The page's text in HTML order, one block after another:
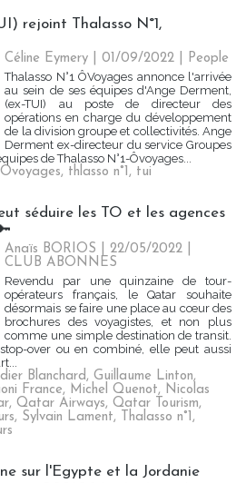
rejoint Thalasso N°1,
Céline Eymery | 01/09/2022
People
Thalasso N°1 ÔVoyages annonce l'arrivée
au sein de ses équipes d'Ange Derment,
(ex-TUI) au poste de directeur des
opérations en charge du développement
de la division groupe et collectivités. Ange
Derment ex-directeur du service Groupes
de Thalasso N°1-Ôvoyages...
Ôvoyages, thlasso n°1, tui
séduire les TO et les agences
Anaïs BORIOS | 22/05/2022
CLUB ABONNES
Revendu par une quinzaine de tour-
opérateurs français, le Qatar souhaite
désormais se faire une place au cœur des
brochures des voyagistes, et non plus
comme une simple destination de transit.
over ou en combiné, elle peut aussi
Blanchard, Guillaume Linton,
France, Michel Quenot, Nicolas
, Qatar Airways, Qatar Tourism,
, Sylvain Lament, Thalasso n°1,
sur l'Egypte et la Jordanie